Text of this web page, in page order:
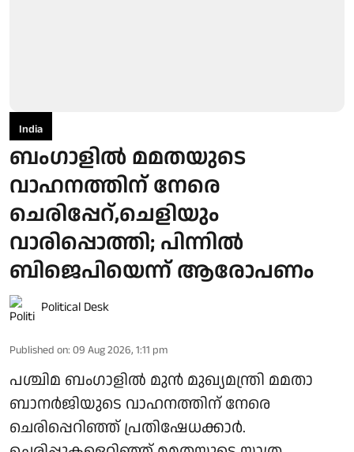
India
ബംഗാളിൽ മമതയുടെ
വാഹനത്തിന് നേരെ
ചെരിപ്പേറ്,ചെളിയും
വാരിപ്പൊത്തി; പിന്നിൽ
ബിജെപിയെന്ന് ആരോപണം
Political Desk
Published on: 09 Aug 2026, 1:11 pm
പശ്ചിമ ബംഗാളിൽ മുൻ മുഖ്യമന്ത്രി മമതാ
ബാനർജിയുടെ വാഹനത്തിന് നേരെ
ചെരിപ്പെറിഞ്ഞ് പ്രതിഷേധക്കാർ.